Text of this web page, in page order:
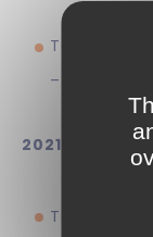
Teilnehmer
– 1. Juli 2022)
2021:
Teilnehmer